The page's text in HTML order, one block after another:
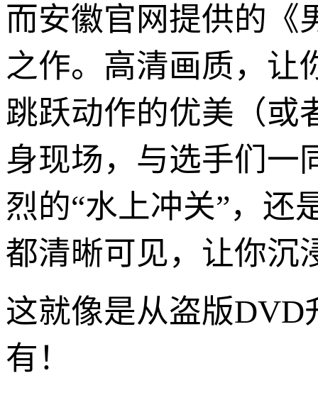
而安徽官网提供的《
之作。高清画质，让
跳跃动作的优美（或
身现场，与选手们一
烈的“水上冲关”，还
都清晰可见，让你沉
这就像是从盗版
有！